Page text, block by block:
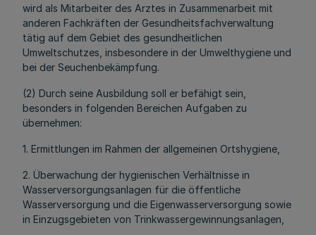
wird als Mitarbeiter des Arztes in Zusammenarbeit mit
anderen Fachkräften der Gesundheitsfachverwaltung
tätig auf dem Gebiet des gesundheitlichen
Umweltschutzes, insbesondere in der Umwelthygiene und
bei der Seuchenbekämpfung.
(2) Durch seine Ausbildung soll er befähigt sein,
besonders in folgenden Bereichen Aufgaben zu
übernehmen:
1. Ermittlungen im Rahmen der allgemeinen Ortshygiene,
2. Überwachung der hygienischen Verhältnisse in
Wasserversorgungsanlagen für die öffentliche
Wasserversorgung und die Eigenwasserversorgung sowie
in Einzugsgebieten von Trinkwassergewinnungsanlagen,